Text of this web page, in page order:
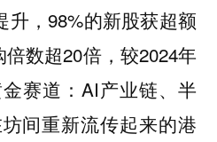
升，98%的新股获超额
数超20倍，较2024年
赛道：AI产业链、半
间重新流传起来的港